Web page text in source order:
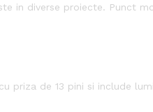
in diverse proiecte. Punct
priza de 13 pini si include